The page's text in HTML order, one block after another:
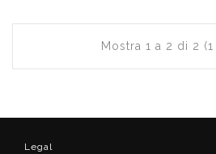
Mostra 1 a 2 di 2
Legal